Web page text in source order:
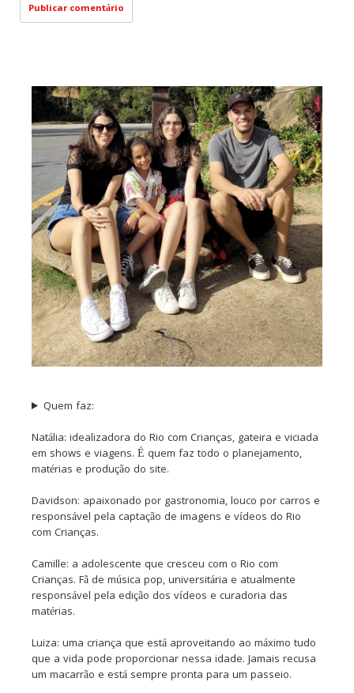
Quem faz:
Natália: idealizadora do Rio com Crianças, gateira e viciada
em shows e viagens. É quem faz todo o planejamento,
matérias e produção do site.
Davidson: apaixonado por gastronomia, louco por carros e
responsável pela captação de imagens e vídeos do Rio
com Crianças.
Camille: a adolescente que cresceu com o Rio com
Crianças. Fã de música pop, universitária e atualmente
responsável pela edição dos vídeos e curadoria das
matérias.
Luiza: uma criança que está aproveitando ao máximo tudo
que a vida pode proporcionar nessa idade. Jamais recusa
um macarrão e está sempre pronta para um passeio.